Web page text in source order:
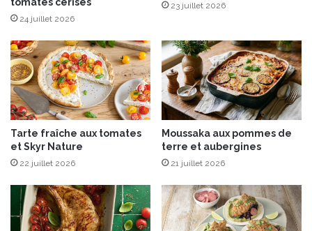
e
t
a
m
i
e
n
n
tomates cerises
24 juillet 2026
23 juillet 2026
Tarte fraîche aux tomates
et Skyr Nature
22 juillet 2026
Moussaka aux pommes de
terre et aubergines
21 juillet 2026